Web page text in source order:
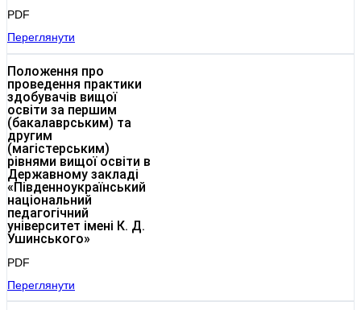
PDF
Переглянути
Положення про
проведення практики
здобувачів вищої
освіти за першим
(бакалаврським) та
другим
(магістерським)
рівнями вищої освіти в
Державному закладі
«Південноукраїнський
національний
педагогічний
університет імені К. Д.
Ушинського»
PDF
Переглянути